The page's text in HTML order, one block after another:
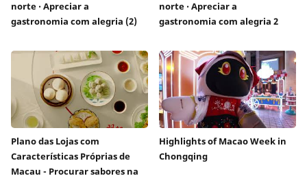
norte ‧ Apreciar a
gastronomia com alegria (2)
norte ‧ Apreciar a
gastronomia com alegria 2
Plano das Lojas com
Características Próprias de
Macau - Procurar sabores na
Highlights of Macao Week in
Chongqing